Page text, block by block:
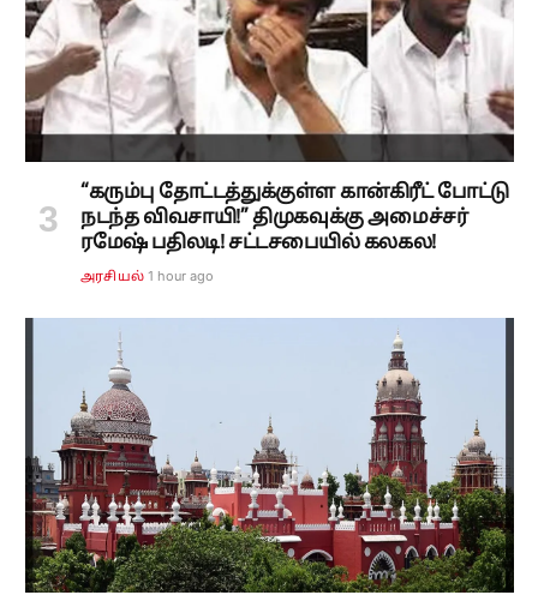
“கரும்பு தோட்டத்துக்குள்ள கான்கிரீட் போட்டு
நடந்த விவசாயி!” திமுகவுக்கு அமைச்சர்
ரமேஷ் பதிலடி! சட்டசபையில் கலகல!
அரசியல் 1 hour ago